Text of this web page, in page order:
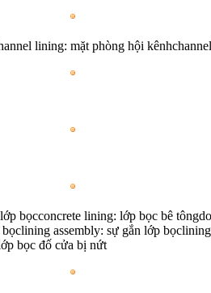
lining: mặt phòng hội
bọcconcrete lining: lớp bọc bê
assembly: sự gắn lớp
bọc đố cửa bị nứt